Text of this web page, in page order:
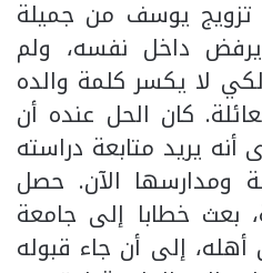
يوسف من جميلة
داخل نفسه، ولم
لا يكسر كلمة والده
كان الحل عنده أن
يريد متابعة دراسته
ومدارسها الآن. حصل
بعث خطابا إلى جامعة
إلى أن جاء قبوله